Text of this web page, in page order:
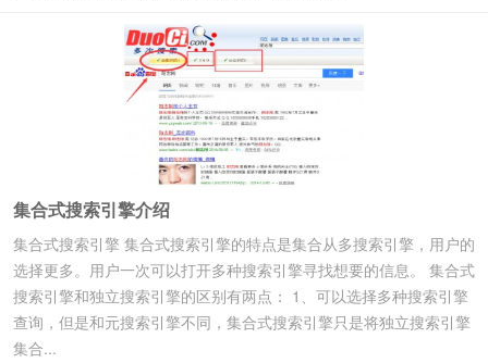
集合式搜索引擎介绍
集合式搜索引擎 集合式搜索引擎的特点是集合从多搜索引擎，用户的
选择更多。用户一次可以打开多种搜索引擎寻找想要的信息。 集合式
搜索引擎和独立搜索引擎的区别有两点： 1、可以选择多种搜索引擎
查询，但是和元搜索引擎不同，集合式搜索引擎只是将独立搜索引擎
集合...